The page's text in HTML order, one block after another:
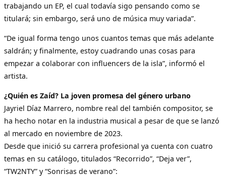
trabajando un EP, el cual todavía sigo pensando como se
titulará; sin embargo, será uno de música muy variada”.
“De igual forma tengo unos cuantos temas que más adelante
saldrán; y finalmente, estoy cuadrando unas cosas para
empezar a colaborar con influencers de la isla”, informó el
artista.
¿Quién es Zaíd? La joven promesa del género urbano
Jayriel Díaz Marrero, nombre real del también compositor, se
ha hecho notar en la industria musical a pesar de que se lanzó
al mercado en noviembre de 2023.
Desde que inició su carrera profesional ya cuenta con cuatro
temas en su catálogo, titulados “Recorrido”, “Deja ver”,
“TW2NTY” y “Sonrisas de verano”: